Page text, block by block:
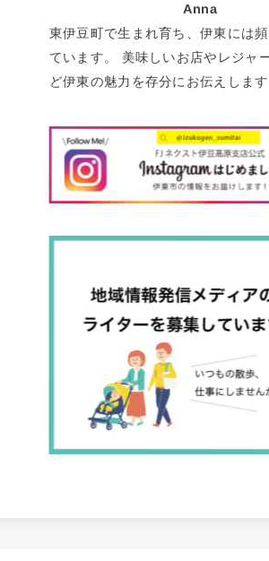
Anna
東伊豆町で生まれ育ち、伊東には
ています。 美味しいお店やレジャ
ど伊東の魅力を存分にお伝えします